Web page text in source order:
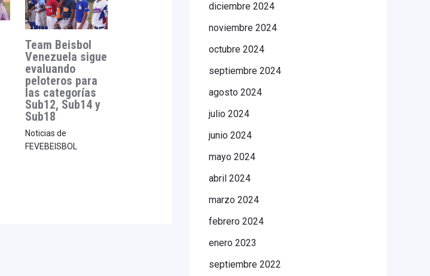
Team Beisbol
Venezuela sigue
evaluando
peloteros para
las categorías
Sub12, Sub14 y
Sub18
Noticias de
FEVEBEISBOL
diciembre 2024
noviembre 2024
octubre 2024
septiembre 2024
agosto 2024
julio 2024
junio 2024
mayo 2024
abril 2024
marzo 2024
febrero 2024
enero 2023
septiembre 2022